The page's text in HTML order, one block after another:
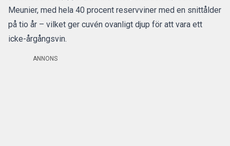
Meunier, med hela 40 procent reservviner med en snittålder
på tio år – vilket ger cuvén ovanligt djup för att vara ett
icke-årgångsvin.
ANNONS